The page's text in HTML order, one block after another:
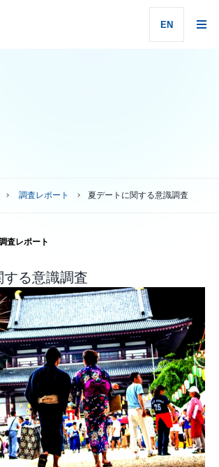
EN
調査レポート 夏デートに関する意識調査
査レポート
る意識調査